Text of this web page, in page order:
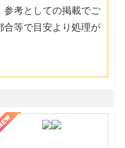
考としての掲載でご
合等で目安より処理が